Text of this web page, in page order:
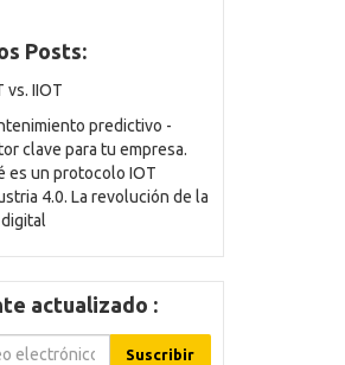
Posts:
vs. IIOT
predictivo -
clave para tu empresa.
es un protocolo IOT
4.0. La revolución de la
actualizado :
Suscribir